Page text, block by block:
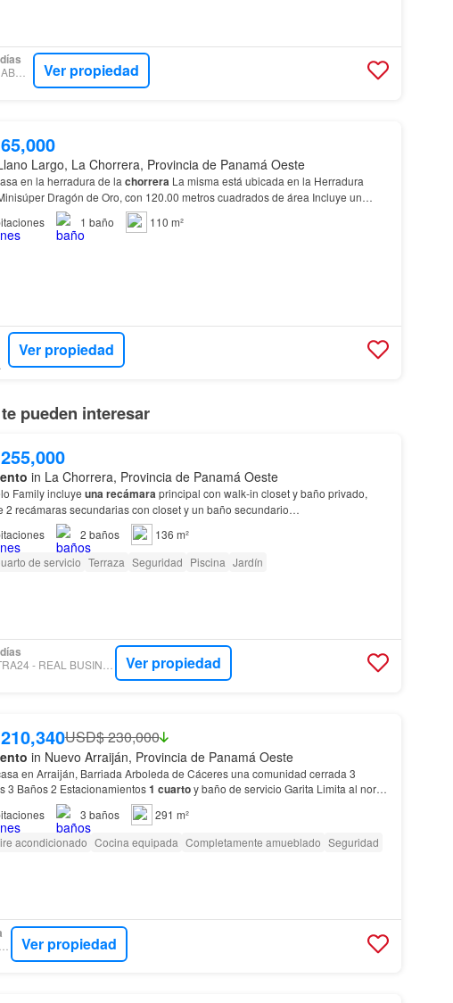
CLAUPENABROKER Ver propiedad
Largo, La Chorrera, Provincia de Panamá Oeste
en la herradura de la chorrera La misma está ubicada en la Herradura
Dragón de Oro, con 120.00 metros cuadrados de área Incluye un
que cuenta con Sala, Comedor, Cocina, una recáma…
1 baño
110 m²
Ver propiedad
pueden interesar
in La Chorrera, Provincia de Panamá Oeste
Family incluye una recámaraprincipal con walk-in closet y baño privado,
2 recámaras secundarias con closet y un baño secundario…
2 baños
136 m²
de servicio Terraza Seguridad Piscina Jardín
Ver propiedad
USD$ 230,000
in Nuevo Arraiján, Provincia de Panamá Oeste
en Arraiján, Barriada Arboleda de Cáceres una comunidad cerrada 3
3 Baños 2 Estacionamientos1 cuartoy baño de servicio Garita Limita al norte
el distrito de Panamá, al sur con el Océano…
3 baños
291 m²
acondicionado Cocina equipada Completamente amueblado Seguridad
Ver propiedad